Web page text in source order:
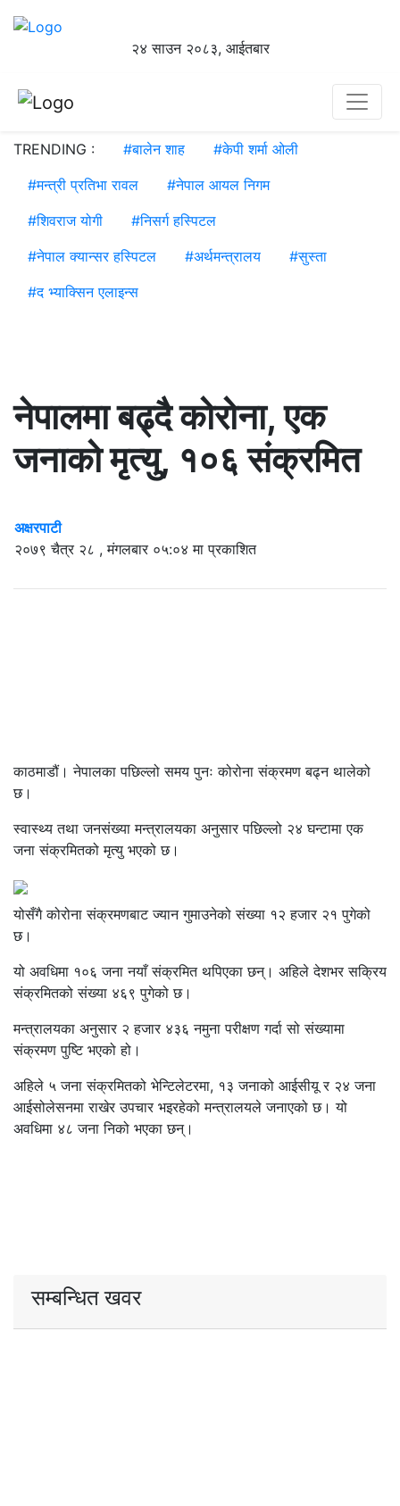
२४ साउन २०८३, आईतबार
TRENDING : #बालेन शाह #केपी शर्मा ओली
#मन्त्री प्रतिभा रावल #नेपाल आयल निगम
#शिवराज योगी #निसर्ग हस्पिटल
#नेपाल क्यान्सर हस्पिटल #अर्थमन्त्रालय #सुस्ता
#द भ्याक्सिन एलाइन्स
नेपालमा बढ्दै कोरोना, एक
जनाको मृत्यु, १०६ संक्रमित
अक्षरपाटी
२०७९ चैत्र २८ , मंगलबार ०५:०४ मा प्रकाशित
काठमाडौं। नेपालका पछिल्लो समय पुनः कोरोना संक्रमण बढ्न थालेको
छ।
स्वास्थ्य तथा जनसंख्या मन्त्रालयका अनुसार पछिल्लो २४ घन्टामा एक
जना संक्रमितको मृत्यु भएको छ।
योसँगै कोरोना संक्रमणबाट ज्यान गुमाउनेको संख्या १२ हजार २१ पुगेको
छ।
यो अवधिमा १०६ जना नयाँ संक्रमित थपिएका छन्। अहिले देशभर सक्रिय
संक्रमितको संख्या ४६९ पुगेको छ।
मन्त्रालयका अनुसार २ हजार ४३६ नमुना परीक्षण गर्दा सो संख्यामा
संक्रमण पुष्टि भएको हो।
अहिले ५ जना संक्रमितको भेन्टिलेटरमा, १३ जनाको आईसीयू र २४ जना
आईसोलेसनमा राखेर उपचार भइरहेको मन्त्रालयले जनाएको छ। यो
अवधिमा ४८ जना निको भएका छन्।
सम्बन्धित खवर